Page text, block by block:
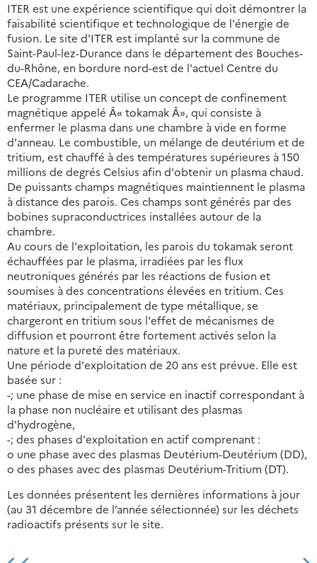
ITER est une expérience scientifique qui doit démontrer la
faisabilité scientifique et technologique de l'énergie de
fusion. Le site d'ITER est implanté sur la commune de
Saint-Paul-lez-Durance dans le département des Bouches-
du-Rhône, en bordure nord-est de l'actuel Centre du
CEA/Cadarache.
Le programme ITER utilise un concept de confinement
magnétique appelé Â« tokamak Â», qui consiste à
enfermer le plasma dans une chambre à vide en forme
d'anneau. Le combustible, un mélange de deutérium et de
tritium, est chauffé à des températures supérieures à 150
millions de degrés Celsius afin d'obtenir un plasma chaud.
De puissants champs magnétiques maintiennent le plasma
à distance des parois. Ces champs sont générés par des
bobines supraconductrices installées autour de la
chambre.
Au cours de l'exploitation, les parois du tokamak seront
échauffées par le plasma, irradiées par les flux
neutroniques générés par les réactions de fusion et
soumises à des concentrations élevées en tritium. Ces
matériaux, principalement de type métallique, se
chargeront en tritium sous l'effet de mécanismes de
diffusion et pourront être fortement activés selon la
nature et la pureté des matériaux.
Une période d'exploitation de 20 ans est prévue. Elle est
basée sur :
-; une phase de mise en service en inactif correspondant à
la phase non nucléaire et utilisant des plasmas
d'hydrogène,
-; des phases d'exploitation en actif comprenant :
o une phase avec des plasmas Deutérium-Deutérium (DD),
o des phases avec des plasmas Deutérium-Tritium (DT).
Les données présentent les dernières informations à jour
(au 31 décembre de l’année sélectionnée) sur les déchets
radioactifs présents sur le site.